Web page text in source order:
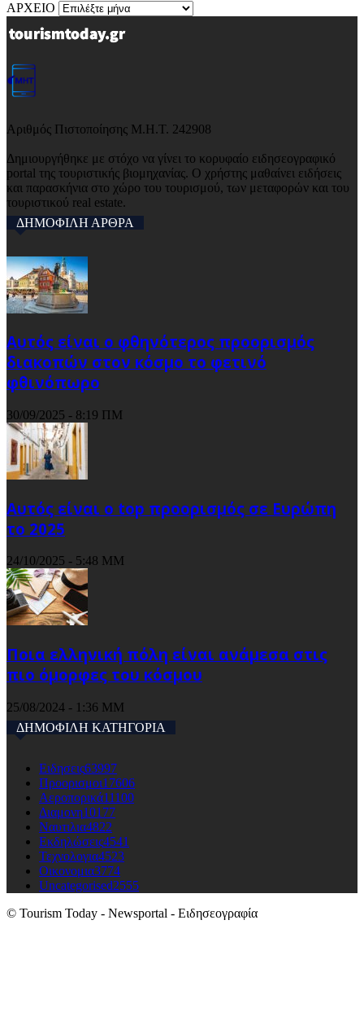
ΑΡΧΕΙΟ
Αριθμός Πιστοποίησης Μ.Η.Τ. 242908
Δημιουργήθηκε με στόχο να γίνει το κορυφαίο ειδησεογραφικό
portal της τουριστικής βιομηχανίας. Ο χρήστης μαθαίνει ειδήσεις
και παρασκήνια στο χώρο του τουρισμού, των μεταφορών και του
τουριστικού real estate.
ΔΗΜΟΦΙΛΗ ΑΡΘΡΑ
Αυτός είναι ο φθηνότερος προορισμός
διακοπών στον κόσμο το φετινό
φθινόπωρο
30/09/2025 - 8:19 ΠΜ
Αυτός είναι ο top προορισμός σε Ευρώπη
το 2025
24/10/2025 - 5:48 ΜΜ
Ποια ελληνική πόλη είναι ανάμεσα στις
πιο όμορφες του κόσμου
25/08/2024 - 1:36 ΜΜ
ΔΗΜΟΦΙΛΗ ΚΑΤΗΓΟΡΙΑ
Ειδησεις63997
Προορισμοι17606
Αεροπορικά11100
Διαμονη10177
Ναυτιλια4822
Εκδηλώσεις4541
Τεχνολογια4523
Οικονομια3774
Uncategorised2555
© Tourism Today - Newsportal - Ειδησεογραφία